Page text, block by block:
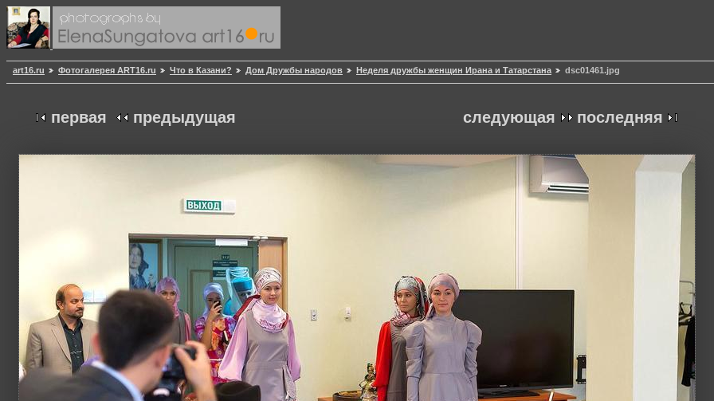
art16.ru Фотогалерея ART16.ru Что в Казани? Дом Дружбы народов Неделя дружбы женщин Ирана и Татарстана dsc01461.jpg
следующая последняя
первая предыдущая